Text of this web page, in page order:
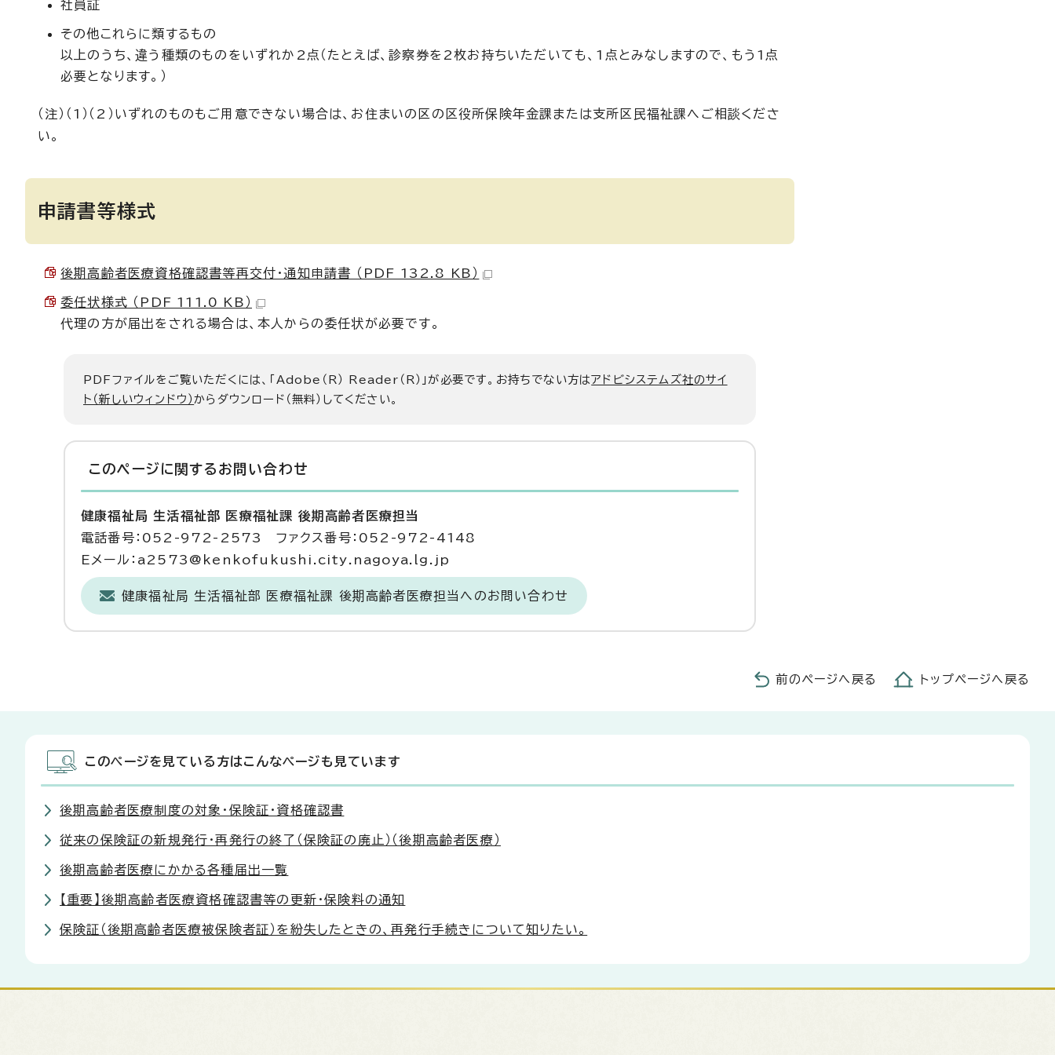
社員証
その他これらに類するもの
以上のうち、違う種類のものをいずれか2点（たとえば、診察券を2枚お持ちいただいても、1点とみなしますので、もう1点
必要となります。）
（注）（1）（2）いずれのものもご用意できない場合は、お住まいの区の区役所保険年金課または支所区民福祉課へご相談くださ
い。
申請書等様式
後期高齢者医療資格確認書等再交付・通知申請書 （PDF 132.8 KB）
委任状様式 （PDF 111.0 KB）
代理の方が届出をされる場合は、本人からの委任状が必要です。
PDFファイルをご覧いただくには、「Adobe（R） Reader（R）」が必要です。お持ちでない方はアドビシステムズ社のサイ
ト（新しいウィンドウ）からダウンロード（無料）してください。
このページに関する お問い合わせ
健康福祉局 生活福祉部 医療福祉課 後期高齢者医療担当
電話番号：052-972-2573 ファクス番号：052-972-4148
Eメール：a2573@kenkofukushi.city.nagoya.lg.jp
健康福祉局 生活福祉部 医療福祉課 後期高齢者医療担当へのお問い合わせ
前のページへ戻る トップページへ戻る
このページを見ている方はこんなページも見ています
後期高齢者医療制度の対象・保険証・資格確認書
従来の保険証の新規発行・再発行の終了（保険証の廃止）（後期高齢者医療）
後期高齢者医療にかかる各種届出一覧
【重要】後期高齢者医療資格確認書等の更新・保険料の通知
保険証（後期高齢者医療被保険者証）を紛失したときの、再発行手続きについて知りたい。